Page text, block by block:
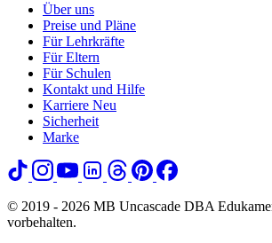
Über uns
Preise und Pläne
Für Lehrkräfte
Für Eltern
Für Schulen
Kontakt und Hilfe
Karriere Neu
Sicherheit
Marke
© 2019 - 2026 MB Uncascade DBA
vorbehalten.